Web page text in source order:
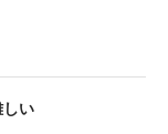
しい